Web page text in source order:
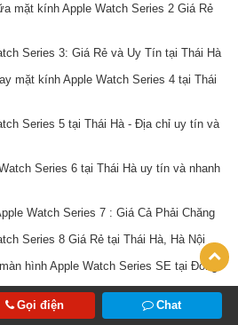
mặt kính Apple Watch Series 2 Giá Rẻ
Series 3: Giá Rẻ và Uy Tín tại Thái Hà
mặt kính Apple Watch Series 4 tại Thái
Series 5 tại Thái Hà - Địa chỉ uy tín và
Series 6 tại Thái Hà uy tín và nhanh
Watch Series 7 : Giá Cả Phải Chăng
Series 8 Giá Rẻ tại Thái Hà, Hà Nội
hình Apple Watch Series SE tại Đống
Series 1 giá rẻ và nhanh chóng tại
Gọi điện Chat